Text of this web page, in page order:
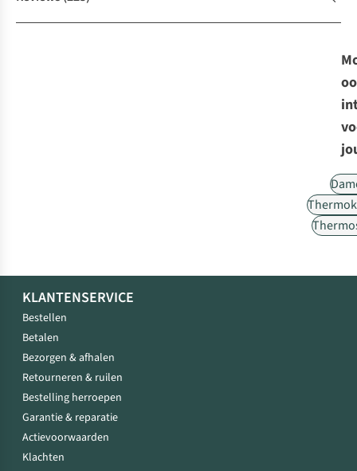
KLANTENSERVICE
Bestellen
Betalen
Bezorgen & afhalen
Retourneren & ruilen
Bestelling herroepen
Garantie & reparatie
Actievoorwaarden
Klachten